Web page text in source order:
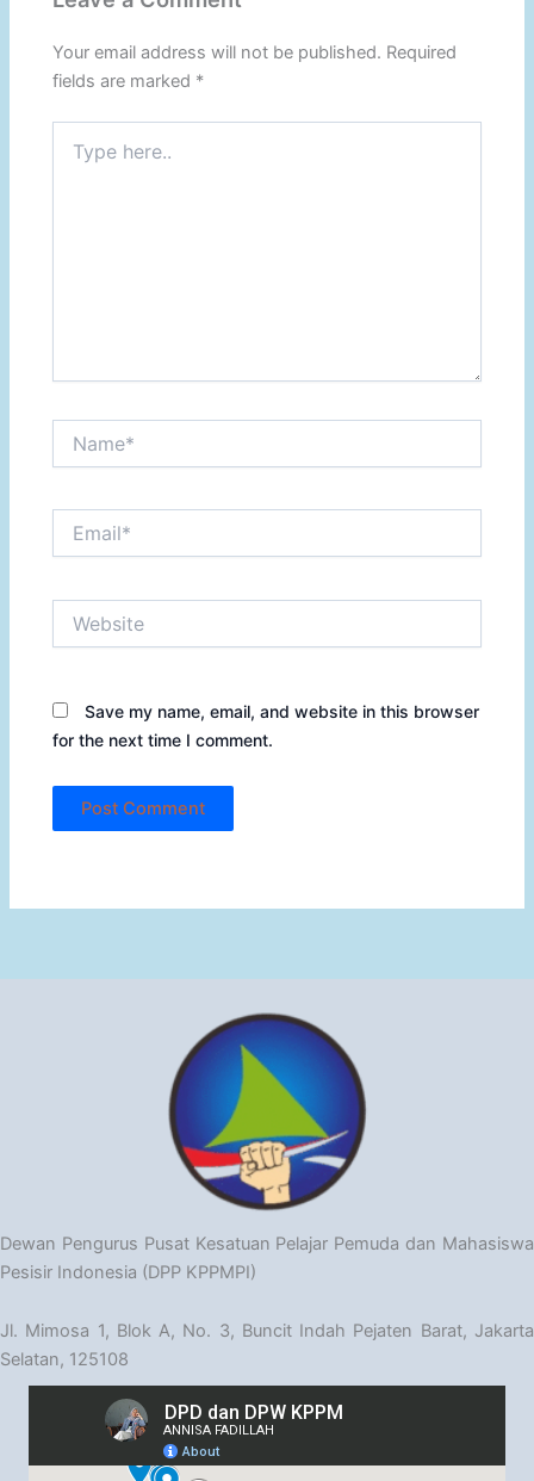
Your email address will not be published. Required
fields are marked *
here..
Save my name, email, and website in this browser
for the next time I comment.
Dewan Pengurus Pusat Kesatuan Pelajar Pemuda dan Mahasiswa
Pesisir Indonesia (DPP KPPMPI)
Jl. Mimosa 1, Blok A, No. 3, Buncit Indah Pejaten Barat, Jakarta
Selatan, 125108